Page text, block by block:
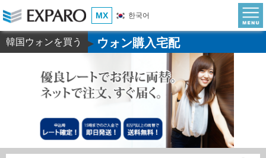
MX 한국어
韓国ウォンを買う ▶ウォン購入宅配